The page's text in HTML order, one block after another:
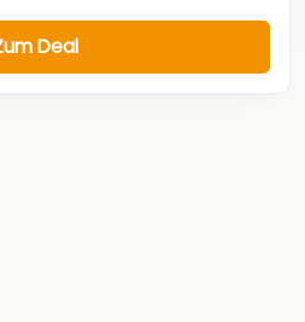
Deal